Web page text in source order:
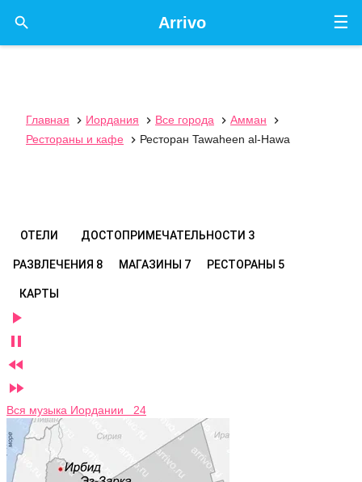
☰
Arrivo

Главная  Иордания  Все города  Амман

Рестораны и кафе
 Ресторан Tawaheen al-Hawa
ОТЕЛИ ДОСТОПРИМЕЧАТЕЛЬНОСТИ 3
РАЗВЛЕЧЕНИЯ 8 МАГАЗИНЫ 7 РЕСТОРАНЫ 5
КАРТЫ




Вся музыка Иордании 24